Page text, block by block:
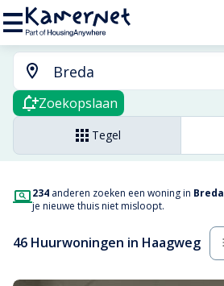
Zoekopslaan
Tegel
234 anderen zoeken een woning in Breda
je nieuwe thuis niet misloopt.
46 Huurwoningen in Haagweg